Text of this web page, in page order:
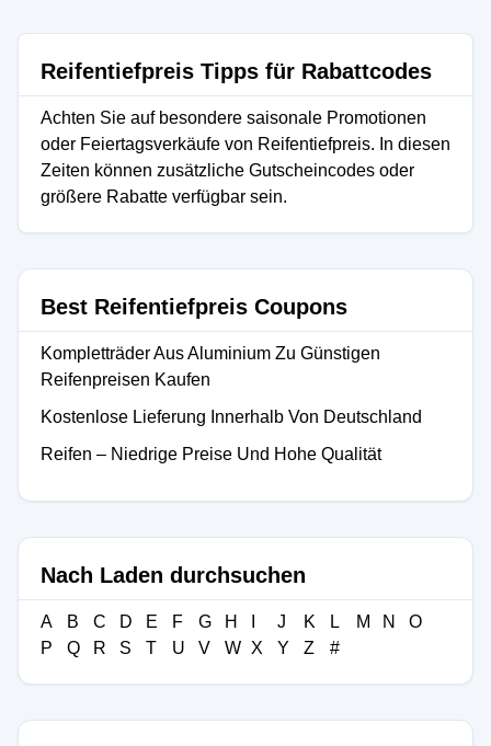
Reifentiefpreis Tipps für Rabattcodes
Achten Sie auf besondere saisonale Promotionen
oder Feiertagsverkäufe von Reifentiefpreis. In diesen
Zeiten können zusätzliche Gutscheincodes oder
größere Rabatte verfügbar sein.
Best Reifentiefpreis Coupons
Kompletträder Aus Aluminium Zu Günstigen
Reifenpreisen Kaufen
Kostenlose Lieferung Innerhalb Von Deutschland
Reifen – Niedrige Preise Und Hohe Qualität
Nach Laden durchsuchen
A B C D E F G H J K L M N
O
P
Q R S T U V W X Y Z #